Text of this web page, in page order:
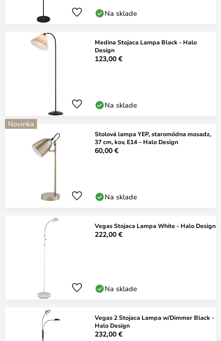
Na sklade
Medina Stojaca Lampa Black - Halo
Design
123,00 €
Na sklade
Novinka
Stolová lampa YEP, staromódna mosadz,
37 cm, kov, E14 – Halo Design
60,00 €
Na sklade
Vegas Stojaca Lampa White - Halo Design
222,00 €
Na sklade
Vegas 2 Stojaca Lampa w/Dimmer Black -
Halo Design
232,00 €